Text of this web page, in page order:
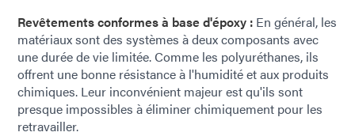
Revêtements conformes à base d'époxy : En général, les
matériaux sont des systèmes à deux composants avec
une durée de vie limitée. Comme les polyuréthanes, ils
offrent une bonne résistance à l'humidité et aux produits
chimiques. Leur inconvénient majeur est qu'ils sont
presque impossibles à éliminer chimiquement pour les
retravailler.